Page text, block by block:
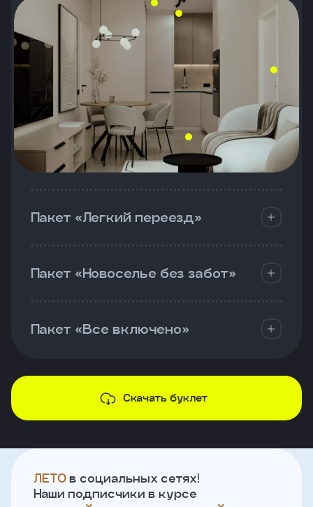
Пакет «Легкий переезд»
Пакет «Новоселье без забот»
Пакет «Все включено»
Скачать буклет
ЛЕТО в социальных сетях!
Наши подписчики в курсе